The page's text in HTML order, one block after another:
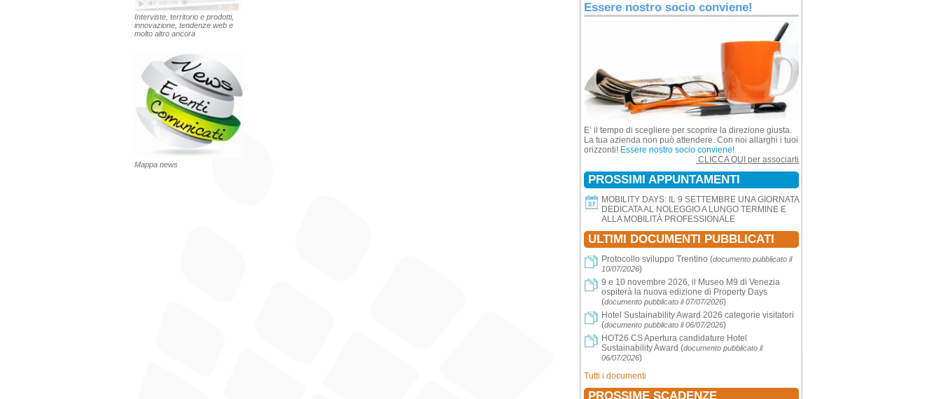
Interviste, territorio e prodotti,
innovazione, tendenze web e
molto altro ancora
Mappa news
Essere nostro socio conviene!
E’ il tempo di scegliere per scoprire la direzione giusta.
La tua azienda non può attendere. Con noi allarghi i tuoi
orizzonti! Essere nostro socio conviene!
CLICCA QUI per associarti
PROSSIMI APPUNTAMENTI
MOBILITY DAYS: IL 9 SETTEMBRE UNA GIORNATA
DEDICATA AL NOLEGGIO A LUNGO TERMINE E
ALLA MOBILITÀ PROFESSIONALE
ULTIMI DOCUMENTI PUBBLICATI
Protocollo sviluppo Trentino (documento pubblicato il
10/07/2026)
9 e 10 novembre 2026, il Museo M9 di Venezia
ospiterà la nuova edizione di Property Days
(documento pubblicato il 07/07/2026)
Hotel Sustainability Award 2026 categorie visitatori
(documento pubblicato il 06/07/2026)
HOT26 CS Apertura candidature Hotel
Sustainability Award (documento pubblicato il
06/07/2026)
Tutti i documenti
PROSSIME SCADENZE